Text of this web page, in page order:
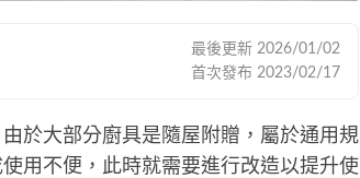
於大部分廚具是隨屋附贈，屬於通用規
用不便，此時就需要進行改造以提升使
最後更新 2026/01/02
首次發布 2023/02/17